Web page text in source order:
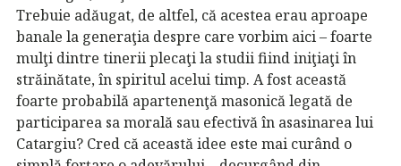
Trebuie adăugat, de altfel, că acestea erau aproape
banale la generaţia despre care vorbim aici – foarte
mulţi dintre tinerii plecaţi la studii fiind iniţiaţi în
străinătate, în spiritul acelui timp. A fost această
foarte probabilă apartenenţă masonică legată de
participarea sa morală sau efectivă în asasinarea lui
Catargiu? Cred că această idee este mai curând o